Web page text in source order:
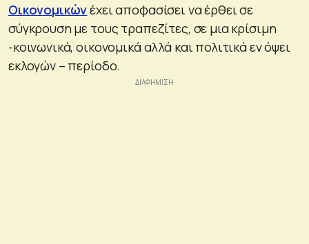
Οικονομικώνέχει αποφασίσει να έρθει σε
σύγκρουση με τους τραπεζίτες, σε μια κρίσιμη
-κοινωνικά, οικονομικά αλλά και πολιτικά εν όψει
εκλογών – περίοδο.